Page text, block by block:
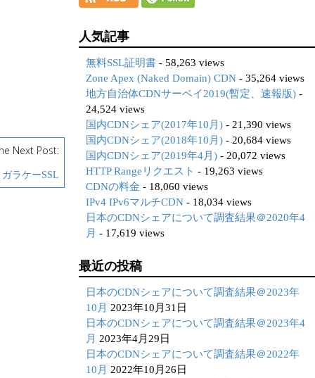
Next Post:
ガラケーSSL
人気記事
無料SSL証明書 - 58,263 views
Zone Apex (Naked Domain) CDN - 35,264 views
地方自治体CDNサーベイ2019(暫定、速報版) -
24,524 views
国内CDNシェア(2017年10月) - 21,390 views
国内CDNシェア(2018年10月) - 20,684 views
国内CDNシェア(2019年4月) - 20,072 views
HTTP Rangeリクエスト - 19,263 views
CDNの料金 - 18,060 views
IPv4 IPv6マルチCDN - 18,034 views
日本のCDNシェアについて調査結果＠2020年4
月 - 17,619 views
最近の投稿
日本のCDNシェアについて調査結果＠2023年
10月 2023年10月31日
日本のCDNシェアについて調査結果＠2023年4
月 2023年4月29日
日本のCDNシェアについて調査結果＠2022年
10月 2022年10月26日